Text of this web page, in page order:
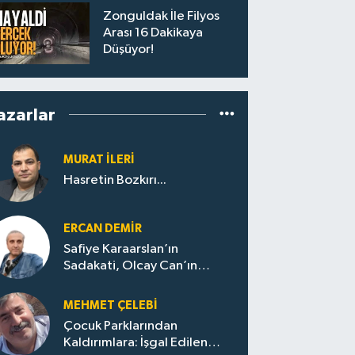
Zonguldak İle Filyos
Arası 16 Dakikaya
Düşüyor!
MURAT İLERI
Hasretin Bozkırı...
ERCAN DEMIR
Safiye Karaarslan’ın
Sadakati, Olcay Can’ın
Zonguldak’ta Yeni Dönemi..
MEHMET ÇELEBI
Çocuk Parklarından
Kaldırımlara: İşgal Edilen